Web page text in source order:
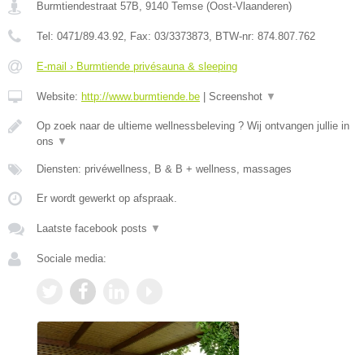
Burmtiendestraat 57B, 9140 Temse (Oost-Vlaanderen)
Tel: 0471/89.43.92, Fax: 03/3373873, BTW-nr: 874.807.762
E-mail › Burmtiende privésauna & sleeping
Website: http://www.burmtiende.be Screenshot ▼
Op zoek naar de ultieme wellnessbeleving ? Wij ontvangen jullie in
ons ▼
Diensten: privéwellness, B & B + wellness, massages
Er wordt gewerkt op afspraak.
Laatste facebook posts ▼
Sociale media: